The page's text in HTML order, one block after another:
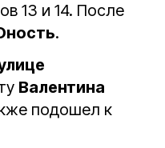
13 и 14. После
.
Валентина
подошел к